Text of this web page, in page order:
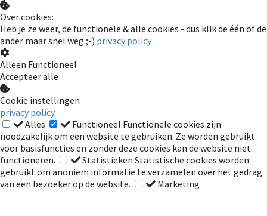
Over cookies:
Heb je ze weer, de functionele & alle cookies - dus klik de één of de
ander maar snel weg ;-) privacy policy
Alleen Functioneel
Accepteer alle
Cookie instellingen
privacy policy
Alles
Functioneel Functionele cookies zijn
noodzakelijk om een website te gebruiken. Ze worden gebruikt
voor basisfuncties en zonder deze cookies kan de website niet
functioneren.
Statistieken Statistische cookies worden
gebruikt om anoniem informatie te verzamelen over het gedrag
van een bezoeker op de website.
Marketing